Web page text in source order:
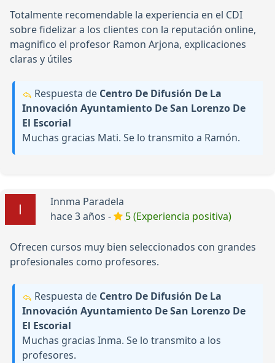
Totalmente recomendable la experiencia en el CDI
sobre fidelizar a los clientes con la reputación online,
magnifico el profesor Ramon Arjona, explicaciones
claras y útiles
Respuesta de Centro De Difusión De La
Innovación Ayuntamiento De San Lorenzo De
El Escorial
Muchas gracias Mati. Se lo transmito a Ramón.
Innma Paradela
hace 3 años -
5 (Experiencia positiva)
Ofrecen cursos muy bien seleccionados con grandes
profesionales como profesores.
Respuesta de Centro De Difusión De La
Innovación Ayuntamiento De San Lorenzo De
El Escorial
Muchas gracias Inma. Se lo transmito a los
profesores.